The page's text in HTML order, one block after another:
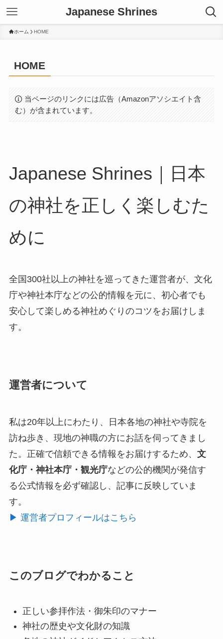
Japanese Shrines
ホーム HOME
HOME
当ページのリンクには広告（Amazonアソシエイト含
む）が含まれています。
Japanese Shrines｜日本
の神社を正しく楽しむた
めに
全国300社以上の神社を巡ってきた運営者が、文化
庁や神社本庁などの公的情報を元に、初心者でも
安心して楽しめる神社めぐりのコツをお届けしま
す。
運営者について
私は20年以上にわたり、日本各地の神社や寺院を
訪ね歩き、現地の神職の方にお話を伺ってきまし
た。正確で信頼できる情報をお届けするため、 文
化庁・神社本庁・観光庁などの公的機関が発信す
る公式情報を必ず確認し、記事に反映していま
す。
▶ 運営者プロフィールはこちら
このブログでわかること
正しい参拝作法・御朱印のマナー
神社の歴史や文化財の知識